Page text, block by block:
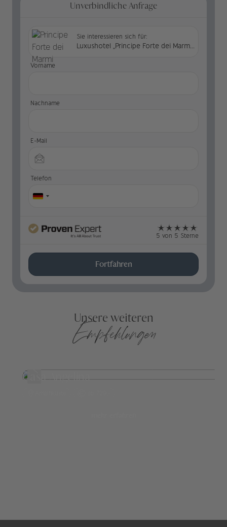
Unverbindliche Anfrage
Sie interessieren sich für:
Vorname
Nachname
E-Mail
Telefon
5 von 5 Sterne
Fortfahren
Unsere weiteren
Empfehlungen
Casa Angelina